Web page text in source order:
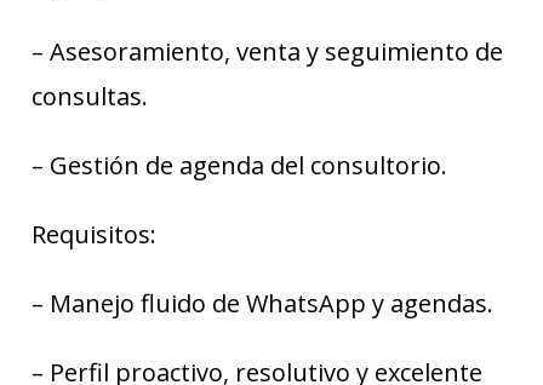
– Asesoramiento, venta y seguimiento de
consultas.
– Gestión de agenda del consultorio.
Requisitos:
– Manejo fluido de WhatsApp y agendas.
– Perfil proactivo, resolutivo y excelente